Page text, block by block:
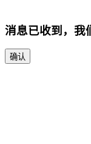
消息已收到，我
确认